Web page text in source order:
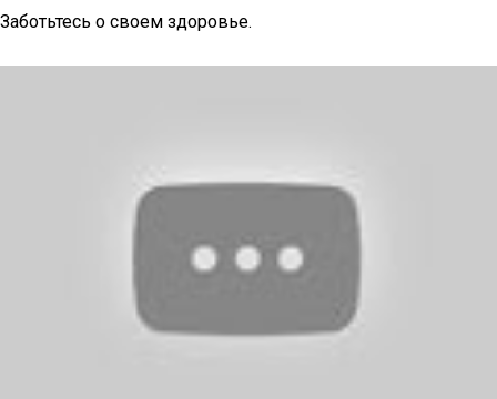
Заботьтесь о своем здоровье.